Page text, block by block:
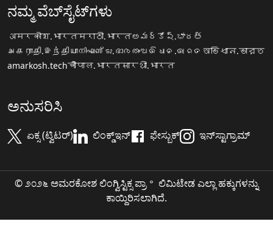
ನಮ್ಮ ವೆಬ್‌ಸೈಟ್‌ಗಳು
अमरकोश.भारतमराठी.भारतఅమర్కోష్.భారత్
அகராதி.இந்தியாനിഘണ്ടു.ഭാരതംଅଭିଧାନ.ଭାରତ অভিধান.ভারত
amarkosh.techचौपाल.भारतसारथी.भारत
ಅನುಸರಿಸಿ
ಏಕ್ಸ (ಟ್ವಿಟರ್) ಲಿಂಕ್ಡ್‌ಇನ್ ಫೇಸ್ಬುಕ್ ಇನ್‌ಸ್ಟಾಗ್ರಾಮ್
© ೨೦೨೬ ಅಮರಕೋಶ ಲಿಂಗ್ವಿಸ್ಟಿಕ್ಸ ಪ್ರಾ॰ ಲಿಮಿಟೇಡ ಎಲ್ಲಾ ಹಕ್ಕುಗಳನ್ನು
ಕಾಯ್ದಿರಿಸಲಾಗಿದೆ.